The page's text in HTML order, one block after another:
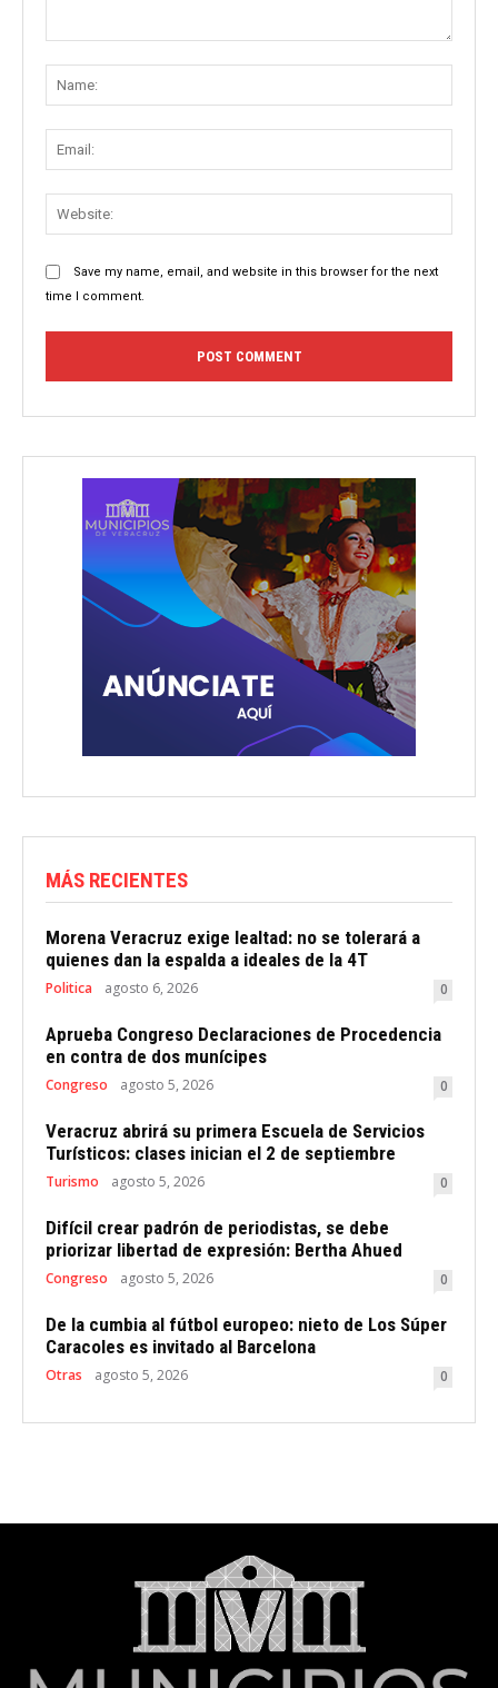
Save my name, email, and website in this browser for the next
time I comment.
MÁS RECIENTES
Morena Veracruz exige lealtad: no se tolerará a
quienes dan la espalda a ideales de la 4T
Politica agosto 6, 2026 0
Aprueba Congreso Declaraciones de Procedencia
en contra de dos munícipes
Congreso agosto 5, 2026 0
Veracruz abrirá su primera Escuela de Servicios
Turísticos: clases inician el 2 de septiembre
Turismo agosto 5, 2026 0
Difícil crear padrón de periodistas, se debe
priorizar libertad de expresión: Bertha Ahued
Congreso agosto 5, 2026 0
De la cumbia al fútbol europeo: nieto de Los Súper
Caracoles es invitado al Barcelona
Otras agosto 5, 2026 0